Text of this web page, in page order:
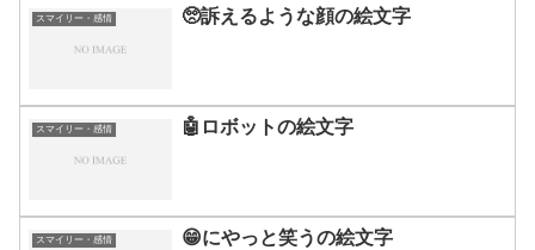
スマイリー・感情 🥺訴えるような顔の絵文字
スマイリー・感情 🤖ロボットの絵文字
スマイリー・感情 😁にやっと笑うの絵文字